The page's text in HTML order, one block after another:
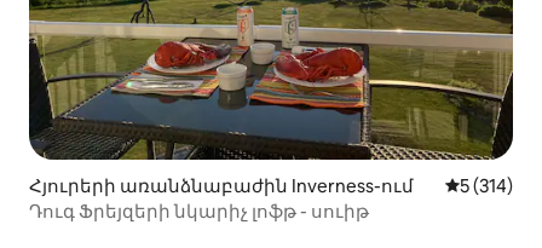
Հյուրերի առանձնաբաժին Inverness-ում Միջին
5 (314)
Դուգ Ֆրեյզերի նկարիչ լոֆթ - սուիթ